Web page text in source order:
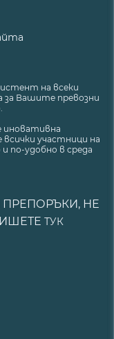
на всеки
Вашите превозни
иновативна
участници на
по-удобно в среда
НЕ
ТУК